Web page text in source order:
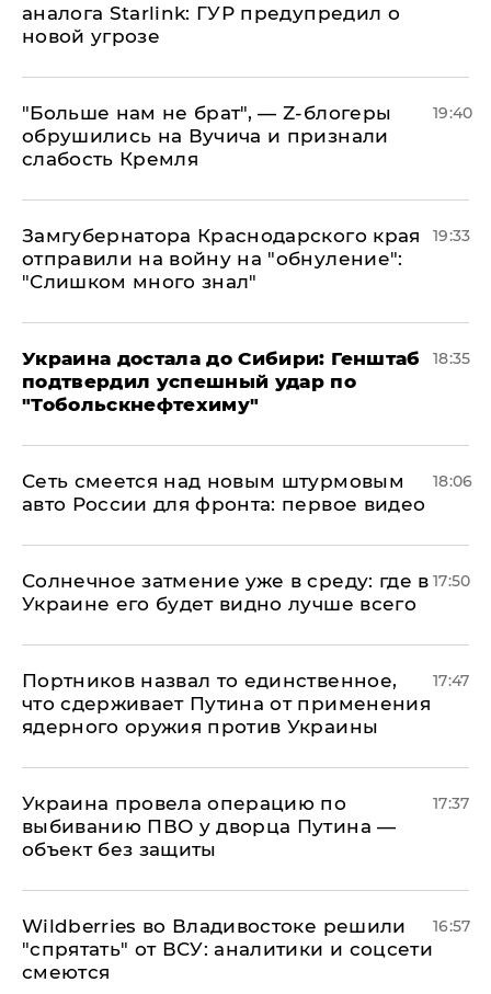
аналога Starlink: ГУР предупредил о
новой угрозе
​"Больше нам не брат", — Z-блогеры
обрушились на Вучича и признали
слабость Кремля
19:40
Замгубернатора Краснодарского края
отправили на войну на "обнуление":
"Слишком много знал"
19:33
Украина достала до Сибири: Генштаб
подтвердил успешный удар по
"Тобольскнефтехиму"
18:35
Сеть смеется над новым штурмовым
авто России для фронта: первое видео
18:06
​Солнечное затмение уже в среду: где в
Украине его будет видно лучше всего
17:50
Портников назвал то единственное,
что сдерживает Путина от применения
ядерного оружия против Украины
17:47
Украина провела операцию по
выбиванию ПВО у дворца Путина —
объект без защиты
17:37
Wildberries во Владивостоке решили
"спрятать" от ВСУ: аналитики и соцсети
смеются
16:57